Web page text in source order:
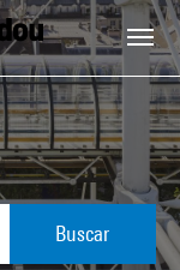
Buscar